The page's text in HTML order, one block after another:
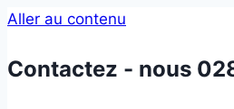
Aller au contenu
Contactez - nous